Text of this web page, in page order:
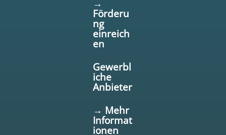
→
Förderu
ng
einreich
en
Gewerbl
iche
Anbieter
→ Mehr
Informat
ionen